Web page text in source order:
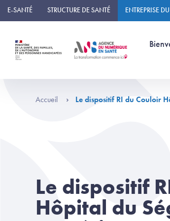
Panneau de gestion des cookies
E-SANTÉ STRUCTURE DE SANTÉ ENTREPRISE
Accueil Le dispositif RI du Couloir
Le dispositif
Hôpital du